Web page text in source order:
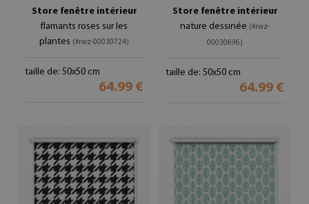
Store fenêtre intérieur
flamants roses sur les
plantes (#rwz-00030724)
taille de: 50x50 cm
64.99 €
Store fenêtre intérieur
nature dessinée (#rwz-
00030696)
taille de: 50x50 cm
64.99 €